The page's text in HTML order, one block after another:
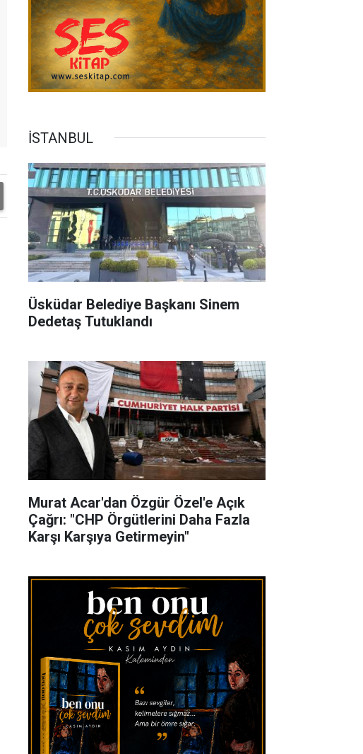
İSTANBUL
Üsküdar Belediye Başkanı Sinem
Dedetaş Tutuklandı
Murat Acar'dan Özgür Özel'e Açık
Çağrı: "CHP Örgütlerini Daha Fazla
Karşı Karşıya Getirmeyin"